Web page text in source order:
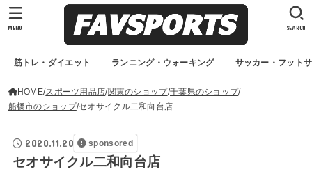
筋トレ・ダイエット ランニング・ウォーキング サッカー・フット
SEARCH
MENU
HOME スポーツ用品店 関東のショップ 千葉県のショップ
船橋市のショップ セオサイクル二和向台店
2020.11.20 sponsored
セオサイクル二和向台店